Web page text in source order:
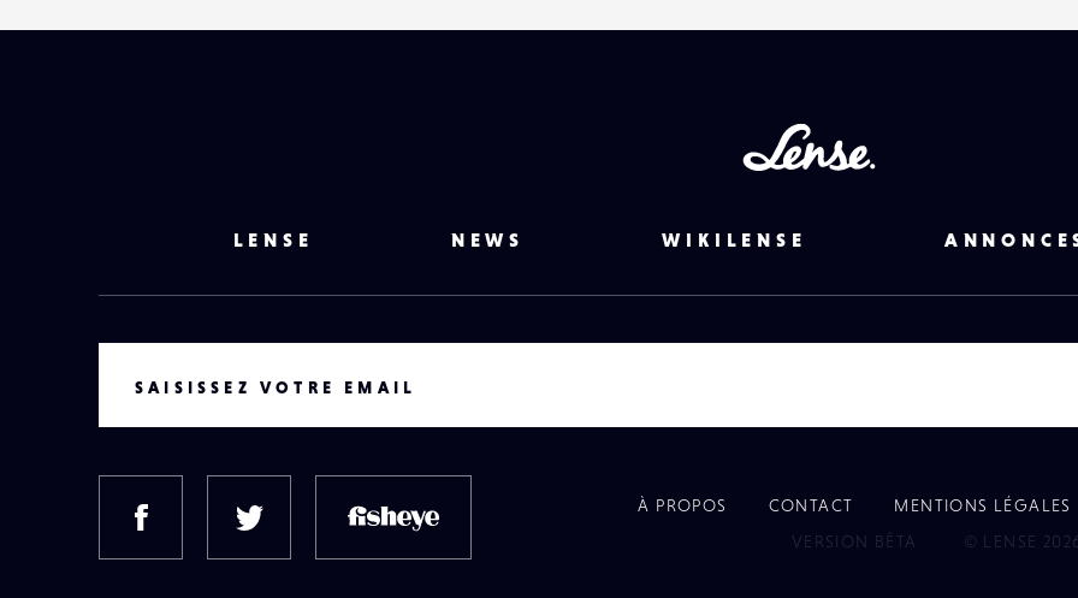
LENSE NEWS WIKILENSE
SAISISSEZ VOTRE EMAIL
FACEBOOK TWITTER
À PROPOS CONTACT
MENTIONS LÉGALES
VERSION BÊTA
© LENSE